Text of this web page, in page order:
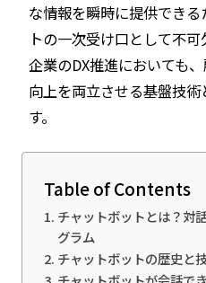
な情報を瞬時に提供でき
トの一次受け口として不可
企業のDX推進においても
向上を両立させる基盤技
す。
Table of Contents
チャットボットとは？対
グラム
チャットボットの歴史と